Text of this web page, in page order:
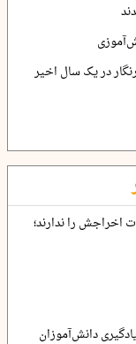
روزنامه‌نگاران تهران: بیش از ۱۰۰ خبرنگار در یک سال اخیر
اخراجش را ندارند؛